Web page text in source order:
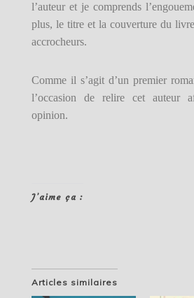
l’auteur et je comprends
plus, le titre et la couverture du
accrocheurs.
Comme il s’agit d’un premier
l’occasion de relire cet auteur
opinion.
J’aime ça :
Articles similaires